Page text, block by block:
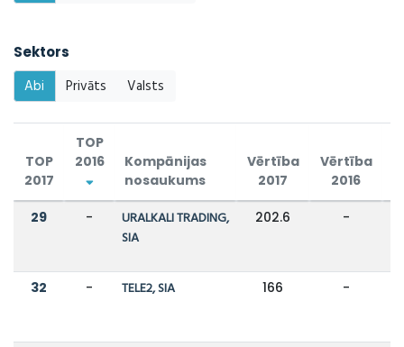
Sektors
Abi Privāts Valsts
TOP
2017
TOP
2016
Kompānijas
nosaukums
Vērtība
2017
Vērtība
2016
29 -
URALKALI TRADING,
SIA
202.6 -
32 - TELE2, SIA 166 -